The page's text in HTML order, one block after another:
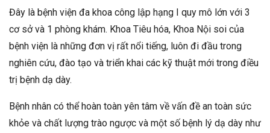
Đây là bệnh viện đa khoa công lập hạng I quy mô lớn với 3
cơ sở và 1 phòng khám. Khoa Tiêu hóa, Khoa Nội soi của
bệnh viện là những đơn vị rất nổi tiếng, luôn đi đầu trong
nghiên cứu, đào tạo và triển khai các kỹ thuật mới trong điều
trị bệnh dạ dày.
Bệnh nhân có thể hoàn toàn yên tâm về vấn đề an toàn sức
khỏe và chất lượng trào ngược và một số bệnh lý dạ dày như